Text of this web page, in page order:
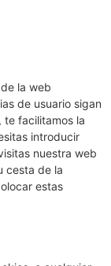
la web
de usuario sigan
te facilitamos la
introducir
nuestra web
cesta de la
estas